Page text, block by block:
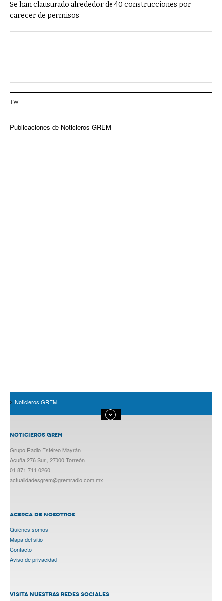
Se han clausurado alrededor de 40 construcciones por
carecer de permisos
TW
Publicaciones de Noticieros GREM
Noticieros GREM
NOTICIEROS GREM
Grupo Radio Estéreo Mayrán
Acuña 276 Sur., 27000 Torreón
01 871 711 0260
actualidadesgrem@gremradio.com.mx
ACERCA DE NOSOTROS
Quiénes somos
Mapa del sitio
Contacto
Aviso de privacidad
VISITA NUESTRAS REDES SOCIALES